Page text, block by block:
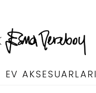
EV AKSESUARLARI